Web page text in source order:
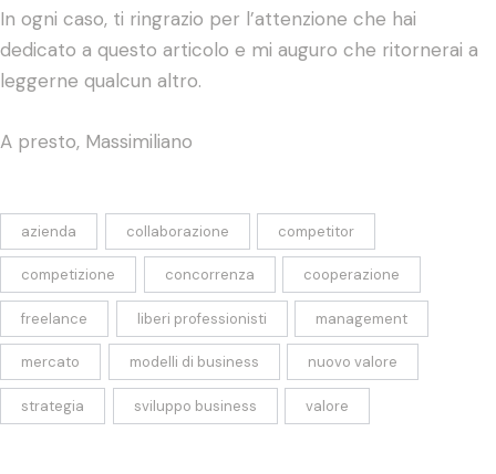
In ogni caso, ti ringrazio per l’attenzione che hai
dedicato a questo articolo e mi auguro che ritornerai a
leggerne qualcun altro.
A presto, Massimiliano
azienda collaborazione competitor
competizione concorrenza cooperazione
freelance liberi professionisti management
mercato modelli di business nuovo valore
strategia sviluppo business valore